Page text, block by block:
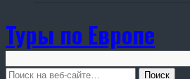
Туры по Европе